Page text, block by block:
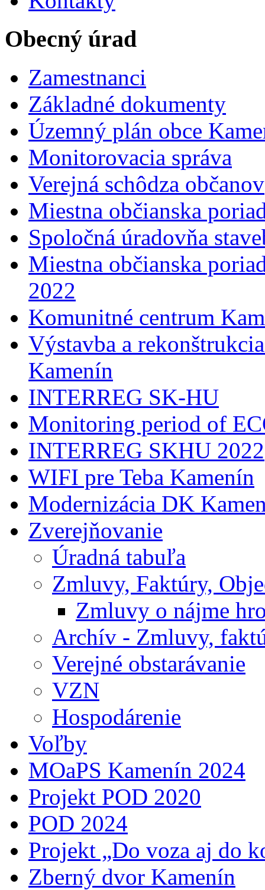
Obecný úrad
Zamestnanci
Základné dokumenty
Územný plán obce
Monitorovacia správa
Verejná schôdza občanov
Miestna občianska
Spoločná úradovňa
Miestna občianska
2022
Komunitné centrum
Výstavba a
Kamenín
INTERREG SK-HU
Monitoring period of
INTERREG SKHU 2022
WIFI pre Teba Kamenín
Modernizácia DK
Zverejňovanie
Úradná tabuľa
Zmluvy, Faktúry,
Zmluvy o nájme
Archív - Zmluvy,
Verejné obstarávanie
VZN
Hospodárenie
Voľby
MOaPS Kamenín 2024
Projekt POD 2020
POD 2024
Projekt „Do voza aj do
Zberný dvor Kamenín